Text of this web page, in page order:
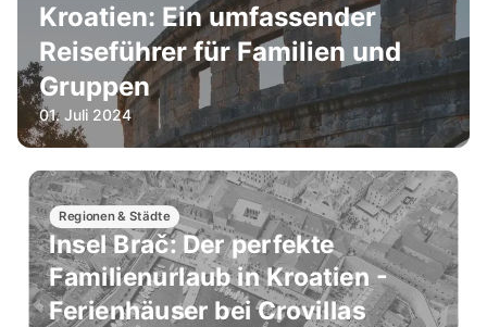
Kroatien: Ein umfassender
Reiseführer für Familien und
Gruppen
01. Juli 2024
Regionen & Städte
Insel Brač: Der perfekte
Familienurlaub in Kroatien -
Ferienhäuser bei Crovillas